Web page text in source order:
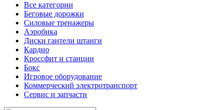
Все категории
Беговые дорожки
Силовые тренажеры
Аэробика
Диски гантели штанги
Кардио
Кроссфит и станции
Бокс
Игровое оборудование
Коммерческий электротранспорт
Сервис и запчасти